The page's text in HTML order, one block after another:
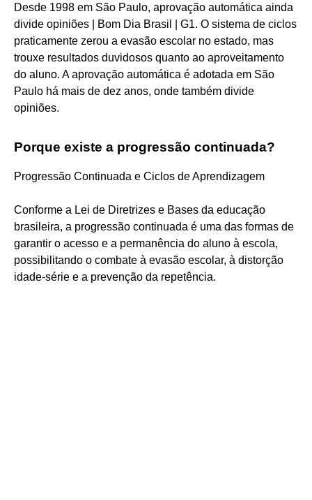
Desde 1998 em São Paulo, aprovação automática ainda
divide opiniões | Bom Dia Brasil | G1. O sistema de ciclos
praticamente zerou a evasão escolar no estado, mas
trouxe resultados duvidosos quanto ao aproveitamento
do aluno. A aprovação automática é adotada em São
Paulo há mais de dez anos, onde também divide
opiniões.
Porque existe a progressão continuada?
Progressão Continuada e Ciclos de Aprendizagem
Conforme a Lei de Diretrizes e Bases da educação
brasileira, a progressão continuada é uma das formas de
garantir o acesso e a permanência do aluno à escola,
possibilitando o combate à evasão escolar, à distorção
idade-série e a prevenção da repetência.